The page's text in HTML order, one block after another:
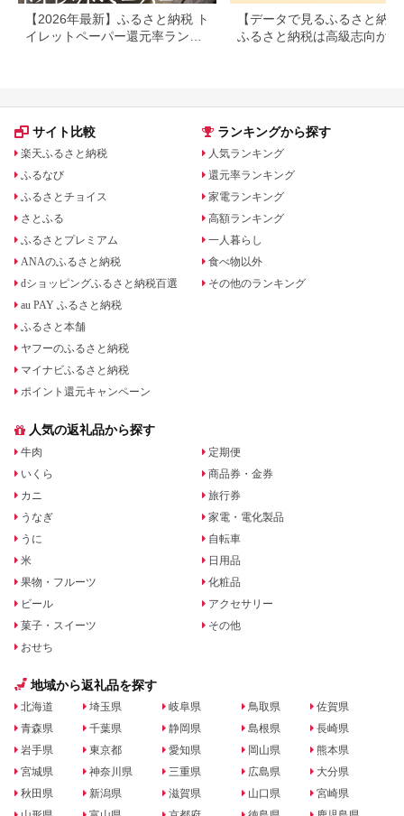
【2026年最新】ふるさと納税 ト
イレットペーパー還元率ランキ
【データで見るふるさと納
ふるさと納税は高級志向から
サイト比較
楽天ふるさと納税
ふるなび
ふるさとチョイス
さとふる
ふるさとプレミアム
ANAのふるさと納税
dショッピングふるさと納税百選
au PAY ふるさと納税
ふるさと本舗
ヤフーのふるさと納税
マイナビふるさと納税
ポイント還元キャンペーン
ランキングから探す
人気ランキング
還元率ランキング
家電ランキング
高額ランキング
一人暮らし
食べ物以外
その他のランキング
人気の返礼品から探す
牛肉
いくら
カニ
うなぎ
うに
米
果物・フルーツ
ビール
菓子・スイーツ
おせち
定期便
商品券・金券
旅行券
家電・電化製品
自転車
日用品
化粧品
アクセサリー
その他
地域から返礼品を探す
北海道
青森県
岩手県
宮城県
秋田県
埼玉県
千葉県
東京都
神奈川県
新潟県
岐阜県
静岡県
愛知県
三重県
滋賀県
鳥取県
島根県
岡山県
広島県
山口県
佐賀県
長崎県
熊本県
大分県
宮崎県